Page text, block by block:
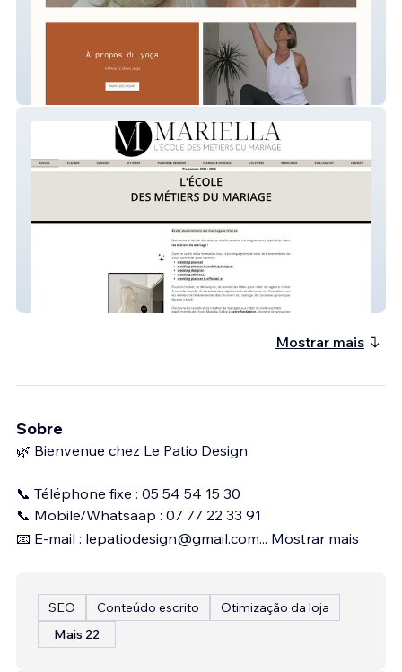
Benvasana Yoga Massages
Agence Mariella
Mostrar mais
Sobre
🌿 Bienvenue chez Le Patio Design
📞 Téléphone fixe : 05 54 54 15 30
📞 Mobile/Whatsaap : 07 77 22 33 91
📧 E-mail : lepatiodesign@gmail.com... Mostrar mais
SEO Conteúdo escrito
Otimização da loja
Mais 22